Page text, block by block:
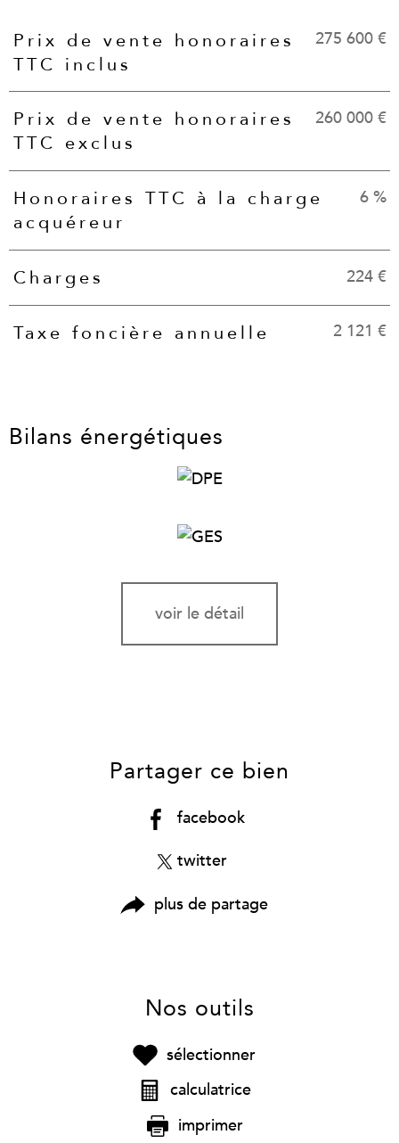
Caractéristiques Valeurs
Prix de vente honoraires
TTC inclus
275 600 €
Prix de vente honoraires
TTC exclus
260 000 €
Honoraires TTC à la charge
acquéreur
6 %
Charges 224 €
Taxe foncière annuelle 2 121 €
Bilans énergétiques
voir le détail
Partager ce bien
facebook
twitter
plus de partage
Nos outils
sélectionner
calculatrice
imprimer